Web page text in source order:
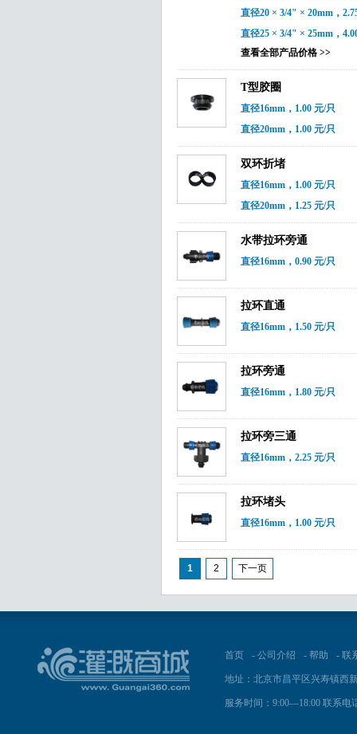
直径20 × 3/4" × 20mm，
直径25 × 3/4" × 25mm，
查看全部产品价格 >>
T型胶圈
直径16mm，1.00 元/只
直径20mm，1.00 元/只
双环折堵
直径16mm，1.00 元/只
直径20mm，1.25 元/只
水带拉环旁通
直径16mm，0.90 元/只
拉环直通
直径16mm，1.50 元/只
拉环旁通
直径16mm，1.80 元/只
拉环旁三通
直径16mm，2.25 元/只
拉环堵头
直径16mm，1.00 元/只
1 2 下一页
首页 - 公司介绍 - 帮助 - 联
地址：北京市昌平区兴寿镇西
服务时间：9:00—18:00 联系电